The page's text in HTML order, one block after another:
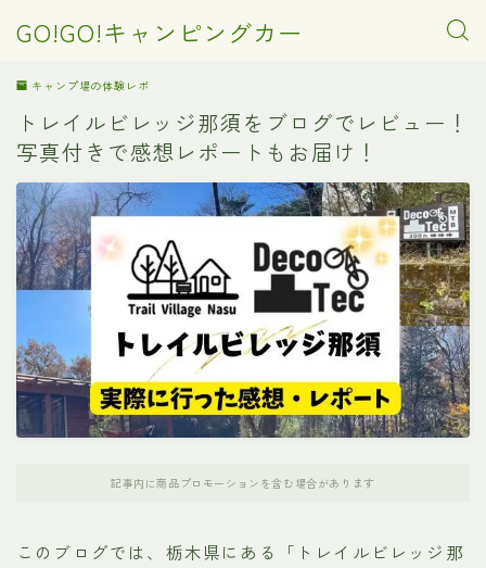
GO!GO!キャンピングカー
キャンプ場の体験レポ
トレイルビレッジ那須をブログでレビュー！
写真付きで感想レポートもお届け！
記事内に商品プロモーションを含む場合があります
このブログでは、栃木県にある「トレイルビレッジ那